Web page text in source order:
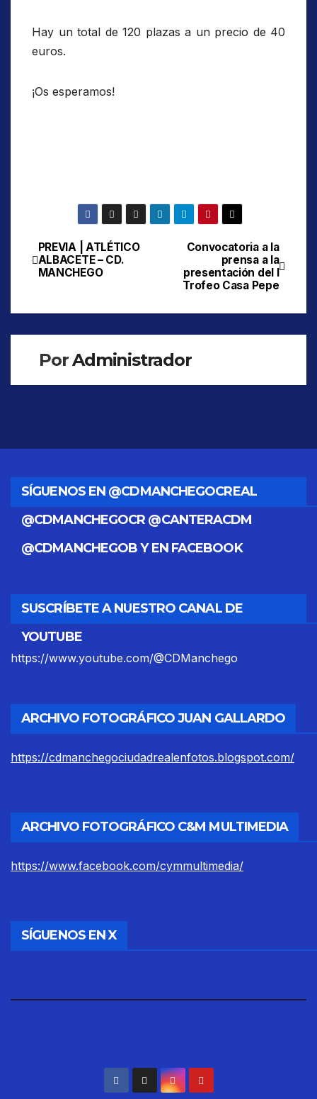
Hay un total de 120 plazas a un precio de 40
euros.
¡Os esperamos!
Navegación
de
entradas
Convocatoria a la
prensa a la
presentación del I
Trofeo Casa Pepe
PREVIA | ATLÉTICO
ALBACETE – CD.
MANCHEGO
PorAdministrador
SÍGUENOS EN @CDMANCHEGOCREAL
@CDMANCHEGOCR @CANTERACDM
@CDMANCHEGOB Y EN FACEBOOK
SUSCRÍBETE A NUESTRO CANAL DE
YOUTUBE
https://www.youtube.com/@CDManchego
ARCHIVO FOTOGRÁFICO JUAN GALLARDO
https://cdmanchegociudadrealenfotos.blogspot.com/
ARCHIVO FOTOGRÁFICO C&M MULTIMEDIA
https://www.facebook.com/cymmultimedia/
SÍGUENOS EN X